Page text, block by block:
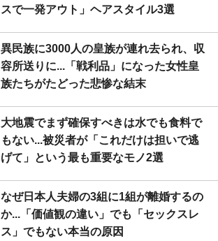
スで一発アウト」ヘアスタイル3選
異民族に3000人の皇族が連れ去られ、収
容所送りに...「戦利品」になった女性皇
族たちがたどった悲惨な結末
大地震でまず確保すべきは水でも食料で
もない...被災者が「これだけは担いで逃
げて」という最も重要なモノ2選
なぜ日本人夫婦の3組に1組が離婚するの
か...「価値観の違い」でも「セックスレ
ス」でもない本当の原因